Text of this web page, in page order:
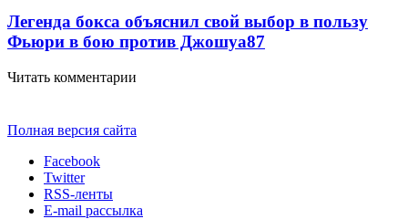
Легенда бокса объяснил свой выбор в пользу
Фьюри в бою против Джошуа87
Читать комментарии
Полная версия сайта
Facebook
Twitter
RSS-ленты
E-mail рассылка